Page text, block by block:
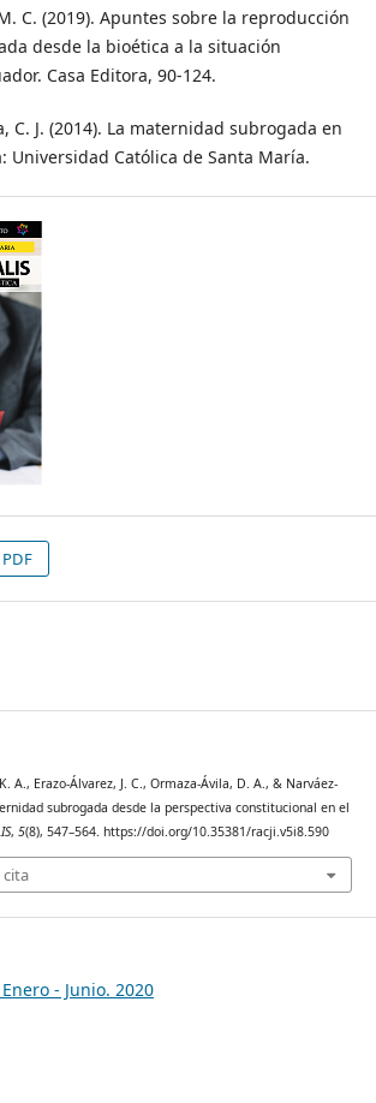
C. (2019). Apuntes sobre la reproducción
desde la bioética a la situación
Casa Editora, 90-124.
C. J. (2014). La maternidad subrogada en
Universidad Católica de Santa María.
PDF
A., Erazo-Álvarez, J. C., Ormaza-Ávila, D. A., & Narváez-
subrogada desde la perspectiva constitucional en el
, 5(8), 547–564. https://doi.org/10.35381/racji.v5i8.590
cita
- Junio. 2020